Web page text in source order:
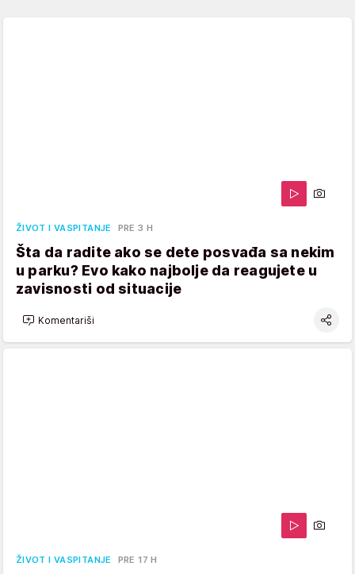
ŽIVOT I VASPITANJE PRE 3 H
Šta da radite ako se dete posvađa sa nekim
u parku? Evo kako najbolje da reagujete u
zavisnosti od situacije
Komentariši
ŽIVOT I VASPITANJE PRE 17 H